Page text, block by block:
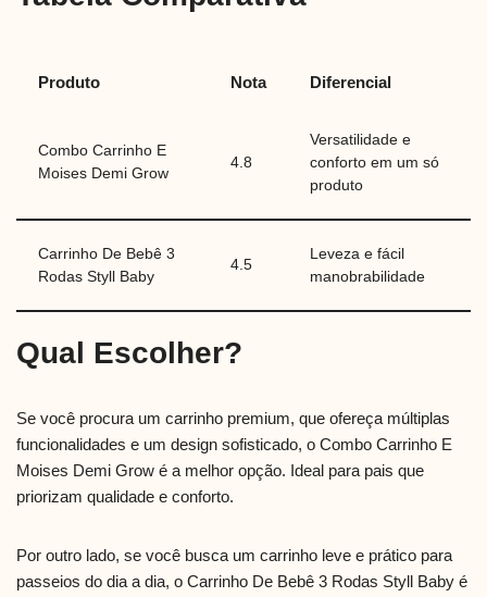
Produto Nota Diferencial
Combo Carrinho E
Moises Demi Grow
4.8
Versatilidade e
conforto em um só
produto
Carrinho De Bebê 3
Rodas Styll Baby
4.5
Leveza e fácil
manobrabilidade
Qual Escolher?
Se você procura um carrinho premium, que ofereça múltiplas
funcionalidades e um design sofisticado, o Combo Carrinho E
Moises Demi Grow é a melhor opção. Ideal para pais que
priorizam qualidade e conforto.
Por outro lado, se você busca um carrinho leve e prático para
passeios do dia a dia, o Carrinho De Bebê 3 Rodas Styll Baby é